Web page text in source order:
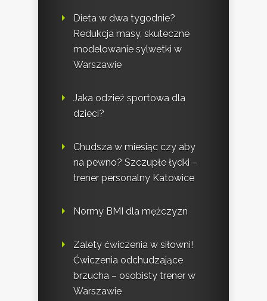
Dieta w dwa tygodnie?
Redukcja masy, skuteczne
modelowanie sylwetki w
Warszawie
Jaka odzież sportowa dla
dzieci?
Chudsza w miesiąc czy aby
na pewno? Szczupłe łydki –
trener personalny Katowice
Normy BMI dla mężczyzn
Zalety ćwiczenia w siłowni!
Ćwiczenia odchudzające
brzucha – osobisty trener w
Warszawie